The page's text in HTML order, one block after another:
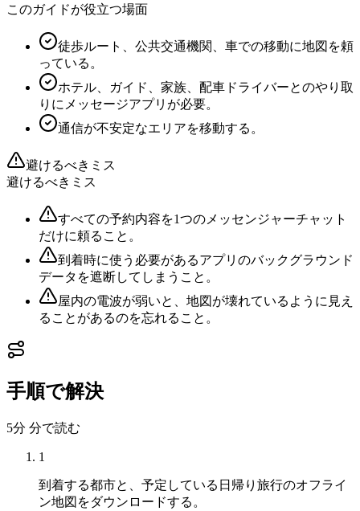
このガイドが役立つ場面
徒歩ルート、公共交通機関、車での移動に地図を頼
っている。
ホテル、ガイド、家族、配車ドライバーとのやり取
りにメッセージアプリが必要。
通信が不安定なエリアを移動する。
避けるべきミス
避けるべきミス
すべての予約内容を1つのメッセンジャーチャット
だけに頼ること。
到着時に使う必要があるアプリのバックグラウンド
データを遮断してしまうこと。
屋内の電波が弱いと、地図が壊れているように見え
ることがあるのを忘れること。
手順で解決
5分 分で読む
1
到着する都市と、予定している日帰り旅行のオフライ
ン地図をダウンロードする。